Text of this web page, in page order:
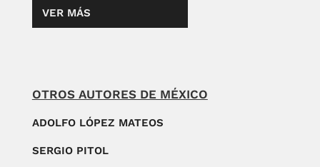
VER MÁS
OTROS AUTORES DE MÉXICO
ADOLFO LÓPEZ MATEOS
SERGIO PITOL